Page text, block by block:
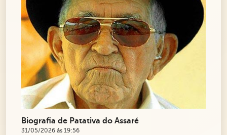
Biografia de Patativa do Assaré
31/05/2026 ás 19:56